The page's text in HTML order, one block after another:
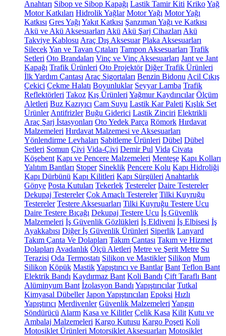
Anahtarı Sibop ve Sibop Kapağı Lastik Tamir Kiti KrikoYağ
Motor Katkıları Hidrolik Yağlar Motor Yağı Motor Yağı
Katkısı Gres Yağı Yakıt Katkısı Şanzıman Yağı ve Katkısı
Akü ve Akü Aksesuarları Akü Akü Şarj Cihazları Akü
Takviye Kablosu Araç Dış Aksesuar Plaka Aksesuarları
SilecekYan ve Tavan Çıtaları Tampon Aksesuarları Trafik
Setleri Oto Brandaları Vinç ve Vinç Aksesuarları Jant ve Jant
Kapağı Trafik Ürünleri Oto Projektör Diğer Trafik Ürünleri
İlk Yardım Çantası Araç Sigortaları Benzin Bidonu Acil Çıkış
Çekici Çekme Halatı Boyunluklar Seyyar Lamba Trafik
Reflektörleri Takoz Kış Ürünleri Yağmur Kaydırıcılar Ölçüm
Aletleri Buz Kazıyıcı Cam Suyu Lastik Kar Paleti Kışlık Set
Ürünler Antifrizler Buğu Giderici Lastik Zinciri Elektrikli
Araç Şarj İstasyonları Oto Yedek Parça Römork Hırdavat
Malzemeleri Hırdavat Malzemesi ve Aksesuarları
Yönlendirme Levhaları Sabitleme Ürünleri Dübel Dübel
Setleri Somun Çivi Vida-Çivi Demir Pul Vida Civata
Köşebent Kapı ve Pencere Malzemeleri Menteşe Kapı Kolları
Yalıtım Bantları Stoper Sineklik Pencere Kolu Kapı Hidroliği
Kapı Dürbünü Kapı Kilitleri Kapı Sürgüleri Anahtarlık
Gönye Posta Kutuları Tekerlek Testereler Daire Testereler
Dekupaj Testereler Çok Amaçlı Testereler Tilki Kuyruğu
Testereler Testere Aksesuarları Tilki Kuyruğu Testere Ucu
Daire Testere Bıçağı Dekupaj Testere Ucu İş Güvenlik
Malzemeleri İş Güvenlik Gözlükleri İş Eldiveni İş Elbisesi İş
Ayakkabısı Diğer İş Güvenlik Ürünleri Siperlik Lanyard
Takım Çanta Ve Dolapları Takım Çantası Takım ve Hizmet
Dolapları Avadanlık Ölçü Aletleri Metre ve Şerit Metre Su
Terazisi Oda Termostatı Silikon ve Mastikler Silikon Mum
Silikon Köpük MastikYapıştırıcı ve Bantlar Bant Teflon Bant
Elektrik Bandı Kaydırmaz Bant Koli Bandı Çift Taraflı Bant
Alüminyum Bant İzolasyon Bandı Yapıştırıcılar Tutkal
Kimyasal Dübeller Japon Yapıştırıcıları Epoksi Hızlı
Yapıştırıcı Merdivenler Güvenlik Malzemeleri Yangın
Söndürücü Alarm Kasa ve Kilitler Çelik Kasa Kilit Kutu ve
Ambalaj Malzemeleri Kargo Kutusu Kargo Poşeti Koli
Motosiklet Ürünleri Motorsiklet Aksesuarları Motosiklet